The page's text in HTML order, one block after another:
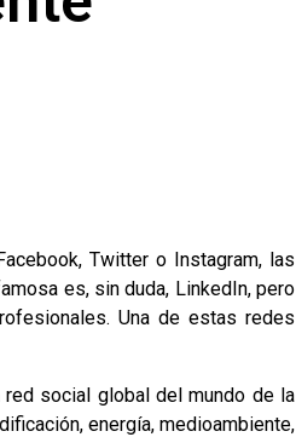
Twitter o Instagram, las
es, sin duda, LinkedIn, pero
Una de estas redes
social global del mundo de la
energía, medioambiente,